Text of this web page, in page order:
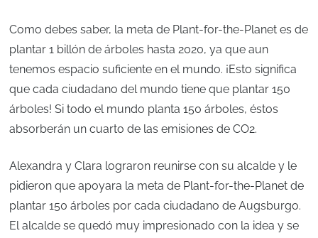
Como debes saber, la meta de Plant-for-the-Planet es de
plantar 1 billón de árboles hasta 2020, ya que aun
tenemos espacio suficiente en el mundo. ¡Esto significa
que cada ciudadano del mundo tiene que plantar 150
árboles! Si todo el mundo planta 150 árboles, éstos
absorberán un cuarto de las emisiones de CO2.
Alexandra y Clara lograron reunirse con su alcalde y le
pidieron que apoyara la meta de Plant-for-the-Planet de
plantar 150 árboles por cada ciudadano de Augsburgo.
El alcalde se quedó muy impresionado con la idea y se